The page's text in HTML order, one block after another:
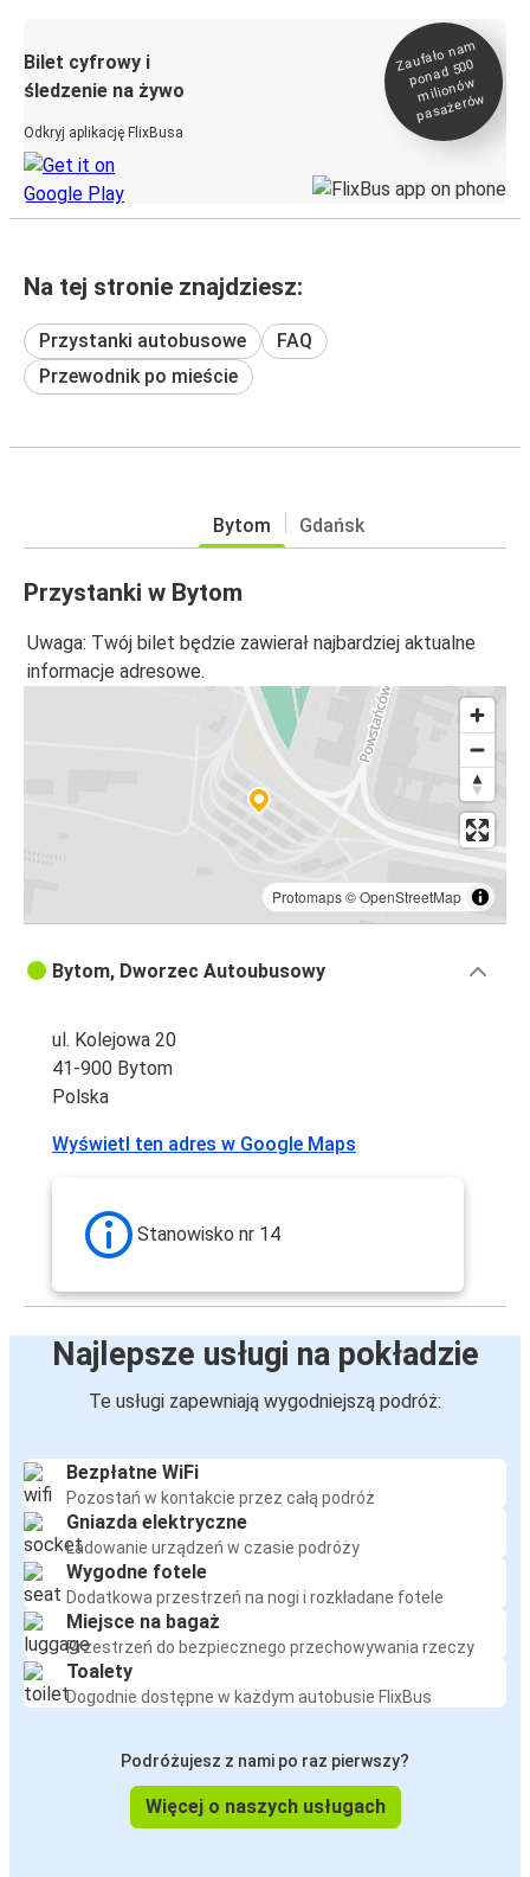
Bilet cyfrowy i
śledzenie na żywo
Odkryj aplikację FlixBusa
Zaufało na
m
ponad 500
milionó
w
pasażeró
w
Na tej stronie znajdziesz:
Przystanki autobusowe
FAQ
Przewodnik po mieście
Bytom Gdańsk
Przystanki w Bytom
Uwaga: Twój bilet będzie zawierał najbardziej aktualne
informacje adresowe.
Protomaps©OpenStreetMap
Bytom, Dworzec Autoubusowy
ul. Kolejowa 20
41-900 Bytom
Polska
Wyświetl ten adres w Google Maps
Stanowisko nr 14
Najlepsze usługi na pokładzie
Te usługi zapewniają wygodniejszą podróż:
Bezpłatne WiFi
Pozostań w kontakcie przez całą podróż
Gniazda elektryczne
Ładowanie urządzeń w czasie podróży
Wygodne fotele
Dodatkowa przestrzeń na nogi i rozkładane fotele
Miejsce na bagaż
Przestrzeń do bezpiecznego przechowywania rzeczy
Toalety
Dogodnie dostępne w każdym autobusie FlixBus
Podróżujesz z nami po raz pierwszy?
Więcej o naszych usługach